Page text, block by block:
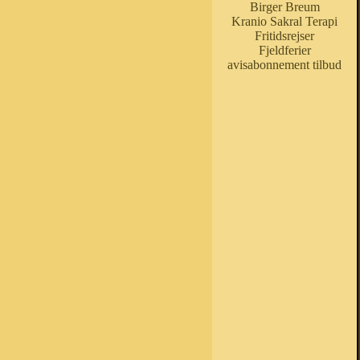
Birger Breum
Kranio Sakral Terapi
Fritidsrejser
Fjeldferier
avisabonnement tilbud